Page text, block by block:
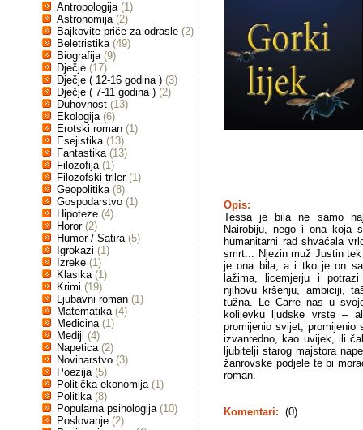
Antropologija (1)
Astronomija (2)
Bajkovite priče za odrasle (2)
Beletristika (49)
Biografija (9)
Dječje (17)
Dječje ( 12-16 godina ) (3)
Dječje ( 7-11 godina ) (2)
Duhovnost (13)
Ekologija (6)
Erotski roman (1)
Esejistika (13)
Fantastika (13)
Filozofija (1)
Filozofski triler (1)
Geopolitika (8)
Gospodarstvo (1)
Hipoteze (4)
Horor (2)
Humor / Satira (5)
Igrokazi (1)
Izreke (1)
Klasika (1)
Krimi (19)
Ljubavni roman (1)
Matematika (4)
Medicina (1)
Mediji (4)
Napetica (2)
Novinarstvo (3)
Poezija (5)
Politička ekonomija (1)
Politika (8)
Popularna psihologija (10)
Poslovanje (2)
Opis:
Tessa je bila ne samo
Nairobiju, nego i ona koja
humanitarni rad shvaćala
smrt... Njezin muž Justin
je ona bila, a i tko je on
lažima, licemjerju i
njihovu kršenju, ambiciji,
tužna. Le Carrė nas u
kolijevku ljudske vrste –
promijenio svijet,
izvanredno, kao uvijek, ili
ljubitelji starog majstora
žanrovske podjele te bi
roman.
Komentari: (0)